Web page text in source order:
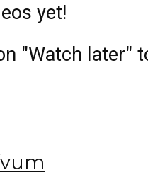
yet!
"Watch later"